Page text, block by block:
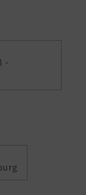
-